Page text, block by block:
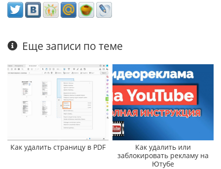
Еще записи по теме
Как удалить страницу в PDF
Как удалить или
заблокировать рекламу на
Ютубе